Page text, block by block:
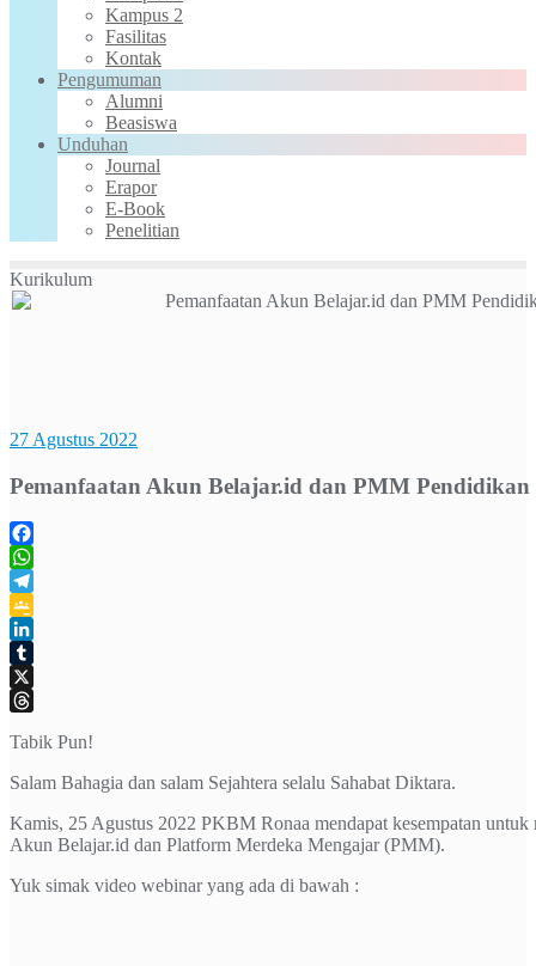
Kampus 2
Fasilitas
Kontak
Pengumuman
Alumni
Beasiswa
Unduhan
Journal
Erapor
E-Book
Penelitian
Kurikulum
27 Agustus 2022
Pemanfaatan Akun Belajar.id dan PMM Pendidikan
Facebook
WhatsApp
Telegram
Google
Classroom
LinkedIn
Tumblr
X
Tabik Pun!
Salam Bahagia dan salam Sejahtera selalu Sahabat Diktara.
Kamis, 25 Agustus 2022 PKBM Ronaa mendapat kesempatan
Akun Belajar.id dan Platform Merdeka Mengajar (PMM).
Yuk simak video webinar yang ada di bawah :